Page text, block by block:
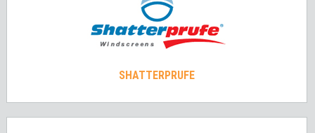
SHATTERPRUFE